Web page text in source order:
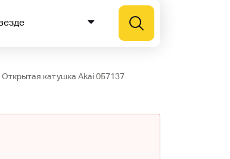
Открытая катушка Akai 057137